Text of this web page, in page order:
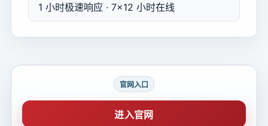
1 小时极速响应 · 7×12 小时在线
官网入口
进入官网